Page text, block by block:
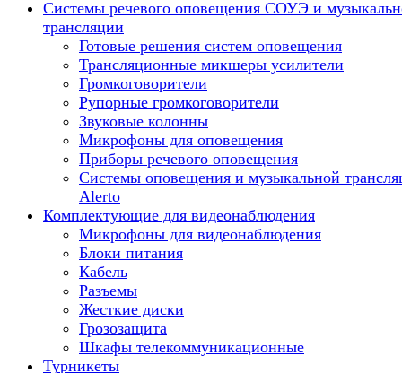
Системы речевого оповещения СОУЭ и
трансляции
Готовые решения систем оповещения
Трансляционные микшеры усилители
Громкоговорители
Рупорные громкоговорители
Звуковые колонны
Микрофоны для оповещения
Приборы речевого оповещения
Системы оповещения и музыкальной
Alerto
Комплектующие для видеонаблюдения
Микрофоны для видеонаблюдения
Блоки питания
Кабель
Разъемы
Жесткие диски
Грозозащита
Шкафы телекоммуникационные
Турникеты